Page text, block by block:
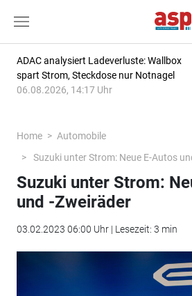
ADAC analysiert Ladeverluste: Wallbox
spart Strom, Steckdose nur Notnagel
06.08.2026, 14:17 Uhr
Home
Automobile
Suzuki unter Strom: Neue E-Autos
Suzuki unter Strom:
und -Zweiräder
03.02.2023 06:00 Uhr | Lesezeit: 3 min